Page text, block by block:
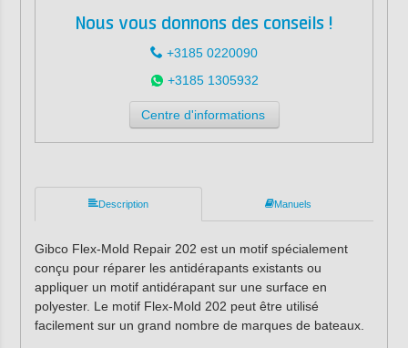
Nous vous donnons des conseils !
+3185 0220090
+3185 1305932
Centre d'informations
Description Manuels
Gibco Flex-Mold Repair 202 est un motif spécialement
conçu pour réparer les antidérapants existants ou
appliquer un motif antidérapant sur une surface en
polyester. Le motif Flex-Mold 202 peut être utilisé
facilement sur un grand nombre de marques de bateaux.